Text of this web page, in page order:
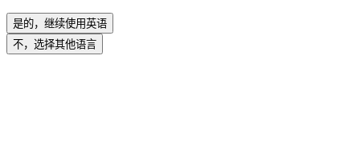
是的，继续使用英语
不，选择其他语言